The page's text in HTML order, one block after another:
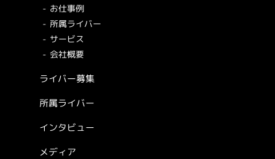
お仕事例
所属ライバー
サービス
会社概要
ライバー募集
所属ライバー
インタビュー
メディア